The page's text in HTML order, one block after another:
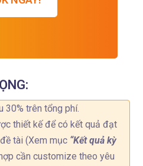
30% trên tổng phí.
thiết kế để có kết quả đạt
tài (Xem mục “Kết quả kỳ
cần customize theo yêu